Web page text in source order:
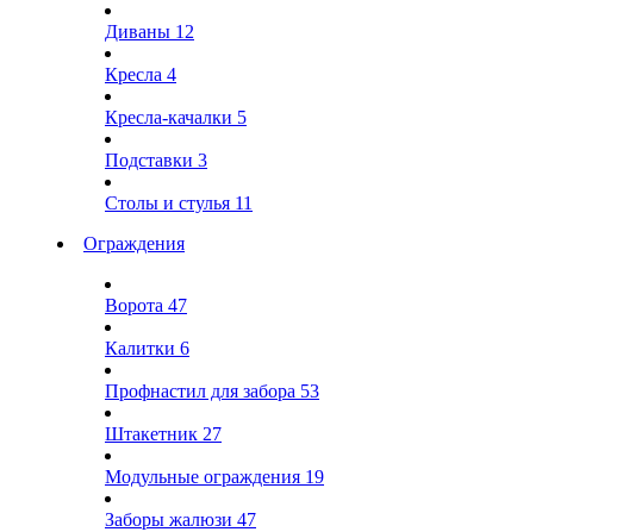
Диваны 12
Кресла 4
Кресла-качалки 5
Подставки 3
Столы и стулья 11
Ограждения
Ворота 47
Калитки 6
Профнастил для забора 53
Штакетник 27
Модульные ограждения 19
Заборы жалюзи 47